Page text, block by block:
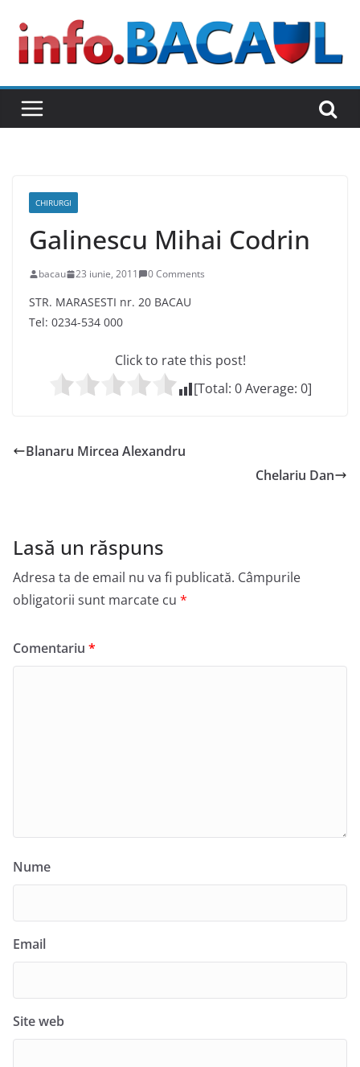
content
CHIRURGI
Galinescu Mihai Codrin
bacau 23 iunie, 2011 0 Comments
STR. MARASESTI nr. 20 BACAU
Tel: 0234-534 000
Click to rate this post!
[Total: 0Average: 0]
Blanaru Mircea Alexandru
Chelariu Dan
Lasă un răspuns
Adresa ta de email nu va fi publicată. Câmpurile
obligatorii sunt marcate cu *
Comentariu *
Nume
Email
Site web